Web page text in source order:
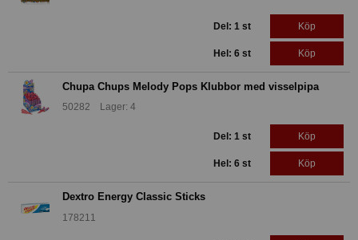
Del: 1 st Köp
Hel: 6 st Köp
Chupa Chups Melody Pops Klubbor med visselpipa
50282 Lager: 4
Del: 1 st Köp
Hel: 6 st Köp
Dextro Energy Classic Sticks
178211